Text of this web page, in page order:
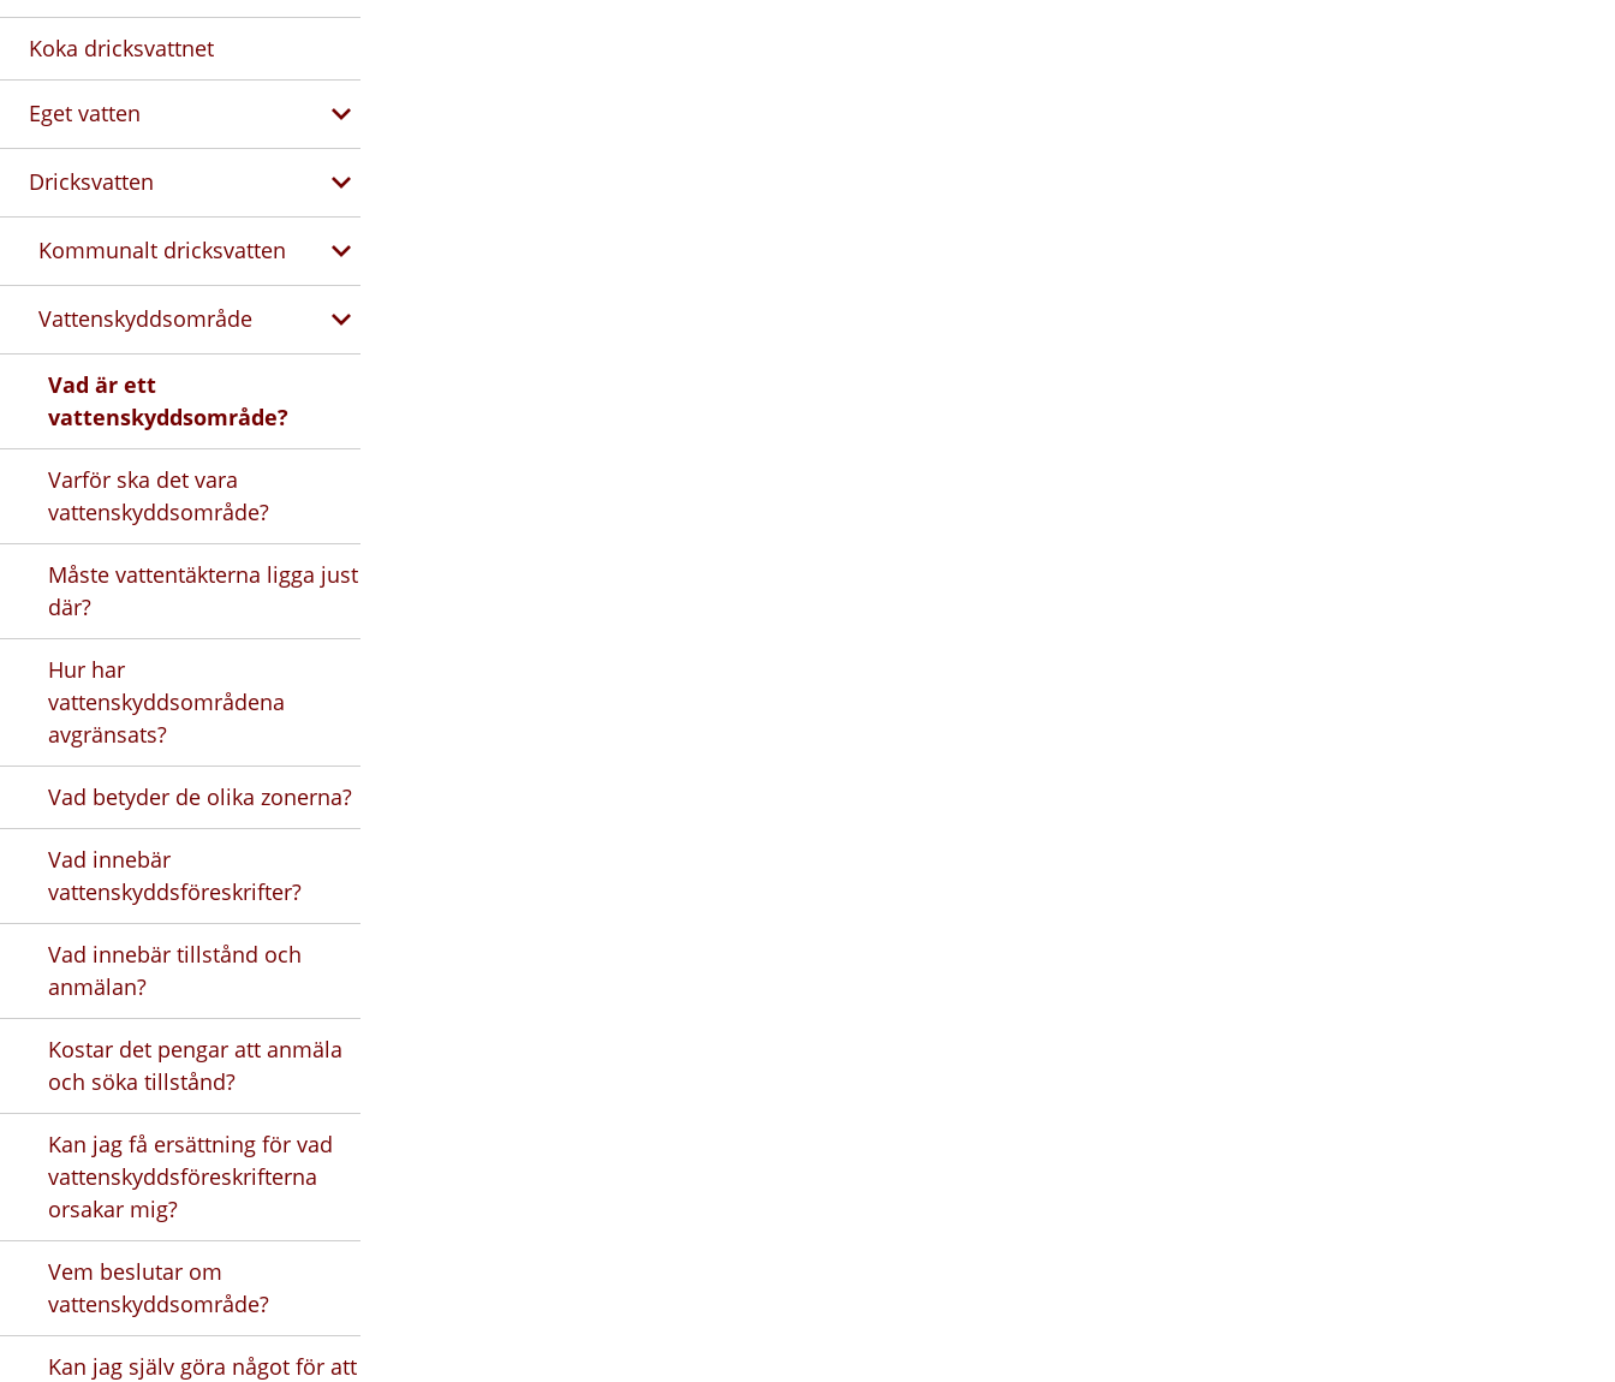
Koka dricksvattnet
Eget vatten
Dricksvatten
Kommunalt dricksvatten
Vattenskyddsområde
Vad är ett
vattenskyddsområde?
Varför ska det vara
vattenskyddsområde?
Måste vattentäkterna ligga just
där?
Hur har
vattenskyddsområdena
avgränsats?
Vad betyder de olika zonerna?
Vad innebär
vattenskyddsföreskrifter?
Vad innebär tillstånd och
anmälan?
Kostar det pengar att anmäla
och söka tillstånd?
Kan jag få ersättning för vad
vattenskyddsföreskrifterna
orsakar mig?
Vem beslutar om
vattenskyddsområde?
Kan jag själv göra något för att